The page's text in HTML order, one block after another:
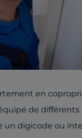
en
de différents
un digicode ou